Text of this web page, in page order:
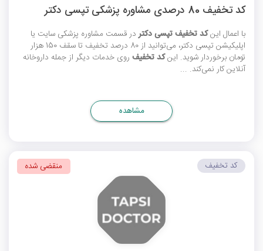
کد تخفیف 80 درصدی مشاوره پزشکی تپسی دکتر
با اعمال اینکد تخفیف تپسی دکتردر قسمت مشاوره پزشکی سایت یا
اپلیکیشن تپسی دکتر، می‌توانید از 80 درصد تخفیف تا سقف 150 هزار
تومان برخوردار شوید. اینکد تخفیف روی خدمات دیگر از جمله داروخانه
آنلاین کار نمی‌کند. ...
مشاهده
کد تخفیف منقضی شده